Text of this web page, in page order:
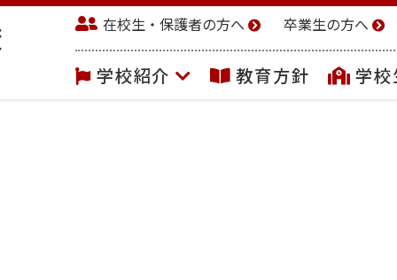
在校生・保護者の方へ 卒業生の方へ
学校紹介 教育方針 学